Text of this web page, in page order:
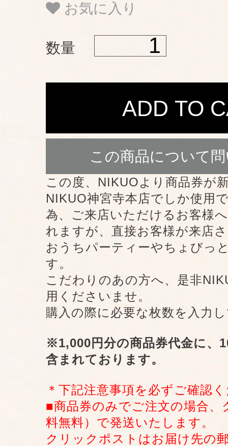
お気に入り
数量
ADD TO
この商品について
この度、NIKUOより商品券が
NIKUO神宮寺本店でしか使用
為、ご来店いただけるお客様
れますが、直接お客様が来店
おうちパーティーやちょびっ
す。
こだわりのあの方へ、是非
用くださいませ。
購入の際に必要な枚数を入力
※1,000円分の商品券代金に、
含まれております。
＊下記注意事項を必ずご確認
■商品券のみでご注文の場合、
料無料）で発送いたします。
クリックポストはお届け先の